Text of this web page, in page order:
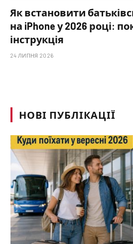
Як встановити
на iPhone у 2026 році:
інструкція
24 ЛИПНЯ 2026
НОВІ ПУБЛІКАЦІЇ